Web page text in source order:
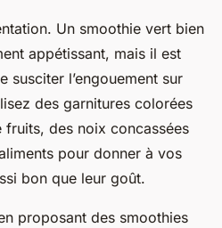
Un smoothie vert bien
appétissant, mais il est
susciter l’engouement sur
des garnitures colorées
des noix concassées
pour donner à vos
bon que leur goût.
proposant des smoothies